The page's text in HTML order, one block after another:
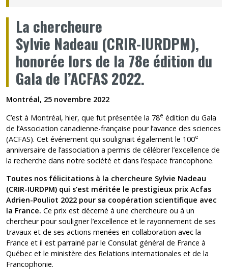
Accessibilité
Espace membre
La chercheure
Sylvie Nadeau (CRIR-IURDPM),
honorée lors de la 78e édition du
Gala de l’ACFAS 2022.
Montréal, 25 novembre 2022
C’est à Montréal, hier, que fut présentée la 78e édition du Gala
de l’Association canadienne-française pour l’avance des sciences
(ACFAS). Cet événement qui soulignait également le 100e
anniversaire de l’association a permis de célébrer l’excellence de
la recherche dans notre société et dans l’espace francophone.
Toutes nos félicitations à la chercheure Sylvie Nadeau
(CRIR-IURDPM) qui s’est méritée le prestigieux prix Acfas
Adrien-Pouliot 2022 pour sa coopération scientifique avec
la France. Ce prix est décerné à une chercheure ou à un
chercheur pour souligner l’excellence et le rayonnement de ses
travaux et de ses actions menées en collaboration avec la
France et il est parrainé par le Consulat général de France à
Québec et le ministère des Relations internationales et de la
Francophonie.